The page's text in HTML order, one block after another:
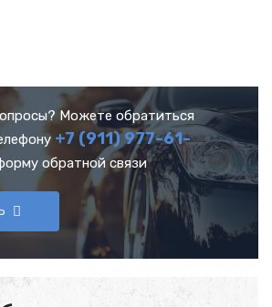
Можете обратиться
+7 (911) 977-61-
обратной связи